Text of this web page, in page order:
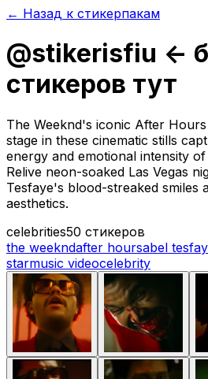
← Назад к стикерпакам
@stikerisfiu <-
стикеров тут
The Weeknd's iconic After
stage in these cinematic stills
energy and emotional intensity
Relive neon-soaked Las Vegas
Tesfaye's blood-streaked smiles
aesthetics.
celebrities50 стикеров
the weekndafter hoursabel
starmusic videocelebrity